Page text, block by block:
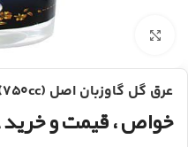
بزرگنمایی تصویر
عرق گل گاوزبان اصل (۷۵۰cc)
خواص ، قیمت و